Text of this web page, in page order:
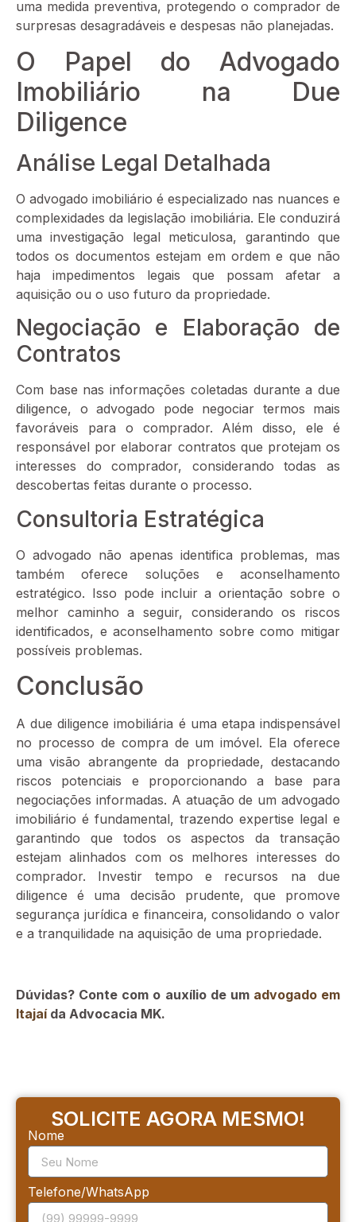
uma medida preventiva, protegendo o comprador de
surpresas desagradáveis e despesas não planejadas.
O Papel do Advogado
Imobiliário na Due
Diligence
Análise Legal Detalhada
O advogado imobiliário é especializado nas nuances e
complexidades da legislação imobiliária. Ele conduzirá
uma investigação legal meticulosa, garantindo que
todos os documentos estejam em ordem e que não
haja impedimentos legais que possam afetar a
aquisição ou o uso futuro da propriedade.
Negociação e Elaboração de
Contratos
Com base nas informações coletadas durante a due
diligence, o advogado pode negociar termos mais
favoráveis para o comprador. Além disso, ele é
responsável por elaborar contratos que protejam os
interesses do comprador, considerando todas as
descobertas feitas durante o processo.
Consultoria Estratégica
O advogado não apenas identifica problemas, mas
também oferece soluções e aconselhamento
estratégico. Isso pode incluir a orientação sobre o
melhor caminho a seguir, considerando os riscos
identificados, e aconselhamento sobre como mitigar
possíveis problemas.
Conclusão
A due diligence imobiliária é uma etapa indispensável
no processo de compra de um imóvel. Ela oferece
uma visão abrangente da propriedade, destacando
riscos potenciais e proporcionando a base para
negociações informadas. A atuação de um advogado
imobiliário é fundamental, trazendo expertise legal e
garantindo que todos os aspectos da transação
estejam alinhados com os melhores interesses do
comprador. Investir tempo e recursos na due
diligence é uma decisão prudente, que promove
segurança jurídica e financeira, consolidando o valor
e a tranquilidade na aquisição de uma propriedade.
Dúvidas? Conte com o auxílio de um advogado em
Itajaída Advocacia MK.
SOLICITE AGORA MESMO!
Nome
Telefone/WhatsApp